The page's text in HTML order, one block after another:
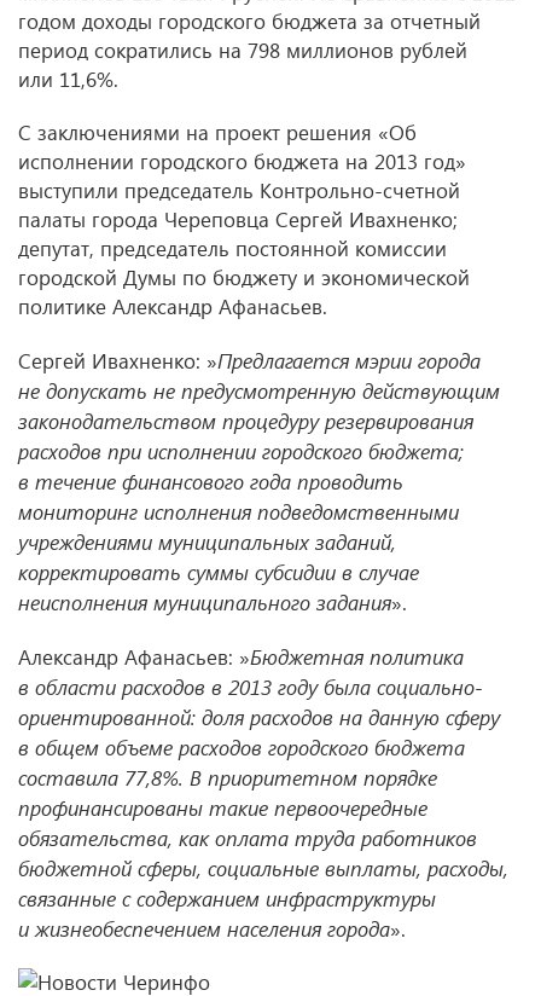
годом доходы городского бюджета за отчетный
период сократились на 798 миллионов рублей
или 11,6%.
С заключениями на проект решения «Об
исполнении городского бюджета на 2013 год»
выступили председатель Контрольно-счетной
палаты города Череповца Сергей Ивахненко;
депутат, председатель постоянной комиссии
городской Думы по бюджету и экономической
политике Александр Афанасьев.
Сергей Ивахненко: »Предлагается мэрии города
не допускать не предусмотренную действующим
законодательством процедуру резервирования
расходов при исполнении городского бюджета;
в течение финансового года проводить
мониторинг исполнения подведомственными
учреждениями муниципальных заданий,
корректировать суммы субсидии в случае
неисполнения муниципального задания».
Александр Афанасьев: »Бюджетная политика
в области расходов в 2013 году была социально-
ориентированной: доля расходов на данную сферу
в общем объеме расходов городского бюджета
составила 77,8%. В приоритетном порядке
профинансированы такие первоочередные
обязательства, как оплата труда работников
бюджетной сферы, социальные выплаты, расходы,
связанные с содержанием инфраструктуры
и жизнеобеспечением населения города».